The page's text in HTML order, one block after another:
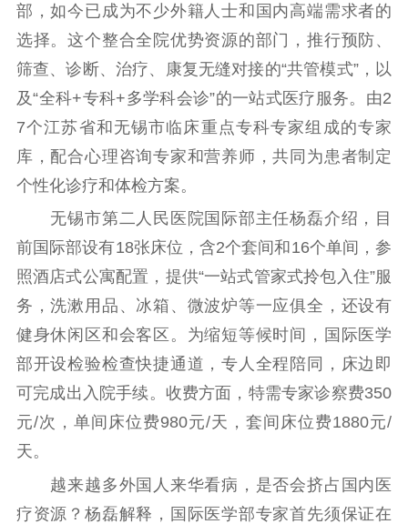
部，如今已成为不少外籍人士和国内高端需求者的
选择。这个整合全院优势资源的部门，推行预防、
筛查、诊断、治疗、康复无缝对接的“共管模式”，以
及“全科+专科+多学科会诊”的一站式医疗服务。由2
7个江苏省和无锡市临床重点专科专家组成的专家
库，配合心理咨询专家和营养师，共同为患者制定
个性化诊疗和体检方案。
无锡市第二人民医院国际部主任杨磊介绍，目
前国际部设有18张床位，含2个套间和16个单间，参
照酒店式公寓配置，提供“一站式管家式拎包入住”服
务，洗漱用品、冰箱、微波炉等一应俱全，还设有
健身休闲区和会客区。为缩短等候时间，国际医学
部开设检验检查快捷通道，专人全程陪同，床边即
可完成出入院手续。收费方面，特需专家诊察费350
元/次，单间床位费980元/天，套间床位费1880元/
天。
越来越多外国人来华看病，是否会挤占国内医
疗资源？杨磊解释，国际医学部专家首先须保证在